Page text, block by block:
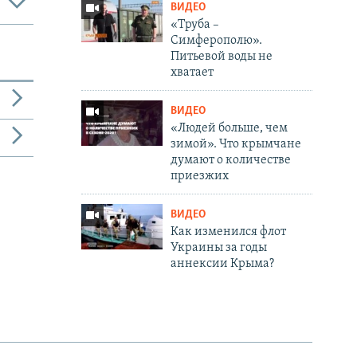
ВИДЕО
«Труба –
Симферополю».
Питьевой воды не
хватает
ВИДЕО
«Людей больше, чем
зимой». Что крымчане
думают о количестве
приезжих
ВИДЕО
Как изменился флот
Украины за годы
аннексии Крыма?